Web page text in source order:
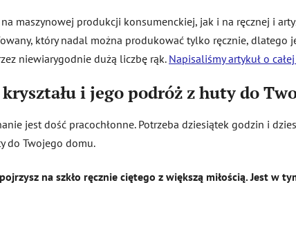
maszynowej produkcji konsumenckiej, jak i na ręcznej i
który nadal można produkować tylko ręcznie, dlatego
niewiarygodnie dużą liczbę rąk. Napisaliśmy artykuł o
i jego podróż z huty do
jest dość pracochłonne. Potrzeba dziesiątek godzin i
do Twojego domu.
na szkło ręcznie ciętego z większą miłością. Jest w